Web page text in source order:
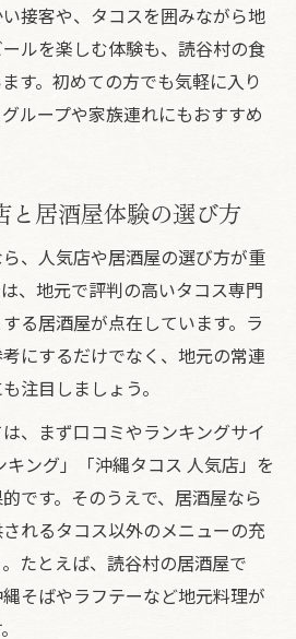
接客や、タコスを囲みながら地
ルを楽しむ体験も、読谷村の食
す。初めての方でも気軽に入り
ループや家族連れにもおすすめ
と居酒屋体験の選び方
、人気店や居酒屋の選び方が重
、地元で評判の高いタコス専門
る居酒屋が点在しています。ラ
にするだけでなく、地元の常連
注目しましょう。
、まず口コミやランキングサイ
キング」「沖縄タコス 人気店」を
です。そのうえで、居酒屋なら
れるタコス以外のメニューの充
たとえば、読谷村の居酒屋で
そばやラフテーなど地元料理が